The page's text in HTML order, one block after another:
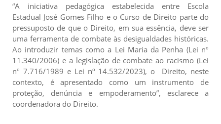
“A iniciativa pedagógica estabelecida entre Escola
Estadual José Gomes Filho e o Curso de Direito parte do
pressuposto de que o Direito, em sua essência, deve ser
uma ferramenta de combate às desigualdades históricas.
Ao introduzir temas como a Lei Maria da Penha (Lei nº
11.340/2006) e a legislação de combate ao racismo (Lei
nº 7.716/1989 e Lei nº 14.532/2023), o Direito, neste
contexto, é apresentado como um instrumento de
proteção, denúncia e empoderamento”, esclarece a
coordenadora do Direito.